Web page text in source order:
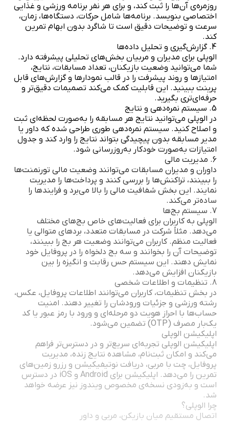
روزمره‌ی آن‌ها را ثبت کند، و برای هر نفر برنامه ورزشی و غذایی
اختصاصی بنویسد. برنامه‌ها شامل حرکات، دستگاه‌ها، زمان،
سرعت و توضیحات دقیق است تا شاگرد بدون ابهام تمرین
کند.
4. گزارش‌گیری و تحلیل داده‌ها
الوپلی برای مدیران و مربیان بخش‌های تحلیلی پیشرفته دارد.
شما می‌توانید وضعیت بازیکنان، تعداد مسابقات، نتایج،
امتیازها و روند پیشرفت را در قالب نمودارها و گزارش‌های قابل
پرینت ببینید. این قابلیت کمک می‌کند تصمیمات دقیق‌تر و
حرفه‌ای‌تری بگیرید.
5. سیستم نمره‌دهی و نتایج
در الوپلی می‌توانید نتایج هر مسابقه را به‌صورت لحظه‌ای ثبت
و اصلاح کنید. سیستم نمره‌دهی طوری طراحی شده که داور یا
مدیر مسابقه بدون پیچیدگی بتواند نتایج را وارد کند و جدول
امتیازات به‌صورت خودکار به‌روزرسانی شود.
6. مدیریت مالی
داوران و مدیران مسابقات می‌توانند وضعیت مالی تورنمنت‌ها
را ببینند، تراکنش‌ها را بررسی کنند و پرداخت‌ها را مدیریت
نمایند. این بخش شفافیت مالی را بالا می‌برد و فرایندها را
ساده‌تر می‌کند.
7. سیستم بج‌ها
الوپلی به کاربران برای فعالیت‌های خاص بج‌های مختلف
می‌دهد. مثلاً شرکت در مسابقات متعدد، بردهای متوالی یا
فعالیت منظم. کاربران می‌توانند وضعیت هر بج را ببینند،
توضیحات آن را بخوانند و سه بج دلخواه را در پروفایل خود
نمایش دهند. این سیستم حس رقابت و انگیزه را بین
بازیکنان افزایش می‌دهد.
8. تنظیمات و اطلاعات شخصی
در بخش تنظیمات، کاربران می‌توانند اطلاعات پروفایل، عکس،
رشته ورزشی و جزئیات ورودشان را تغییر دهند. امنیت
حساب‌ها با احراز هویت دو مرحله‌ای و ورود با رمز عبور یا کد
یک‌بار مصرف (OTP) تضمین می‌شود.
اپلیکیشن الوپلی
اپلیکیشن الوپلی تجربه‌ای سریع‌تر و در دسترس‌تر فراهم
می‌کند و امکان ثبت‌نام، مشاهده نتایج زنده، مدیریت
پروفایل، چت با مربی، دریافت نوتیفیکیشن و رزرو زمین‌های
تمرین را می‌دهد. اپلیکیشن برای Android و iOS در دسترس
است و به‌زودی نسخه‌ی مخصوص ویندوز نیز عرضه خواهد
شد.
چرا الوپلی؟
اتصال مستقیم میان بازیکن، مربی و داور